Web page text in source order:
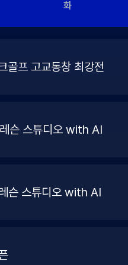
화
프 고교동창 최강전
슨 스튜디오 with AI
슨 스튜디오 with AI